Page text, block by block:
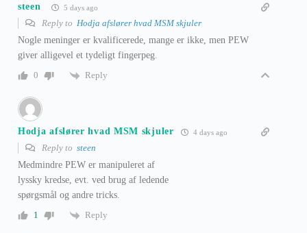
steen 5 days ago
Reply to Hodja afslører hvad MSM skjuler
Nogle meninger er kvalificerede, mange er ikke, men PEW
giver alligevel et tydeligt fingerpeg.
0
Reply
Hodja afslører hvad MSM skjuler 4 days ago
Reply to steen
Medmindre PEW er manipuleret af
lyssky kredse, evt. ved brug af ledende
spørgsmål og andre tricks.
1
Reply